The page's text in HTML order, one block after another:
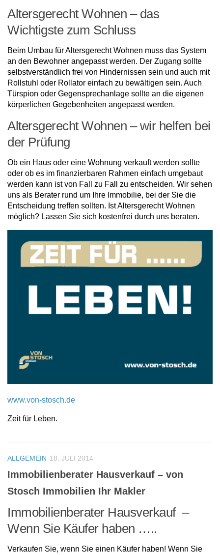
Altersgerecht Wohnen – das
Wichtigste zum Schluss
Beim Umbau für Altersgerecht Wohnen muss das System
an den Bewohner angepasst werden. Der Zugang sollte
selbstverständlich frei von Hindernissen sein und auch mit
Rollstuhl oder Rollator einfach zu bewältigen sein. Auch
Türspion oder Gegensprechanlage sollte an die eigenen
körperlichen Gegebenheiten angepasst werden.
Altersgerecht Wohnen – wir helfen bei
der Prüfung
Ob ein Haus oder eine Wohnung verkauft werden sollte
oder ob es im finanzierbaren Rahmen einfach umgebaut
werden kann ist von Fall zu Fall zu entscheiden. Wir sehen
uns als Berater rund um Ihre Immobilie, bei der Sie die
Entscheidung treffen sollten. Ist Altersgerecht Wohnen
möglich? Lassen Sie sich kostenfrei durch uns beraten.
www.von-stosch.de
Zeit für Leben.
ALLGEMEIN 18. JULI 2014
Immobilienberater Hausverkauf – von
Stosch Immobilien Ihr Makler
Immobilienberater Hausverkauf –
Wenn Sie Käufer haben …..
Verkaufen Sie, wenn Sie einen Käufer haben! Wenn Sie